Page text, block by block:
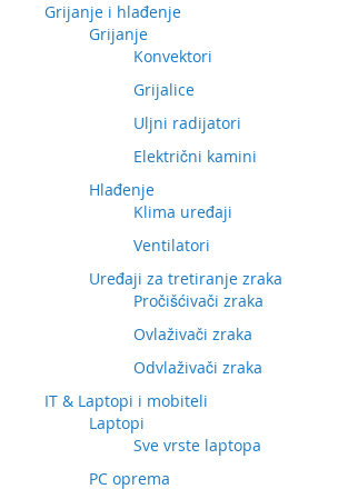
Grijanje i hlađenje
Grijanje
Konvektori
Grijalice
Uljni radijatori
Električni kamini
Hlađenje
Klima uređaji
Ventilatori
Uređaji za tretiranje zraka
Pročišćivači zraka
Ovlaživači zraka
Odvlaživači zraka
IT & Laptopi i mobiteli
Laptopi
Sve vrste laptopa
PC oprema